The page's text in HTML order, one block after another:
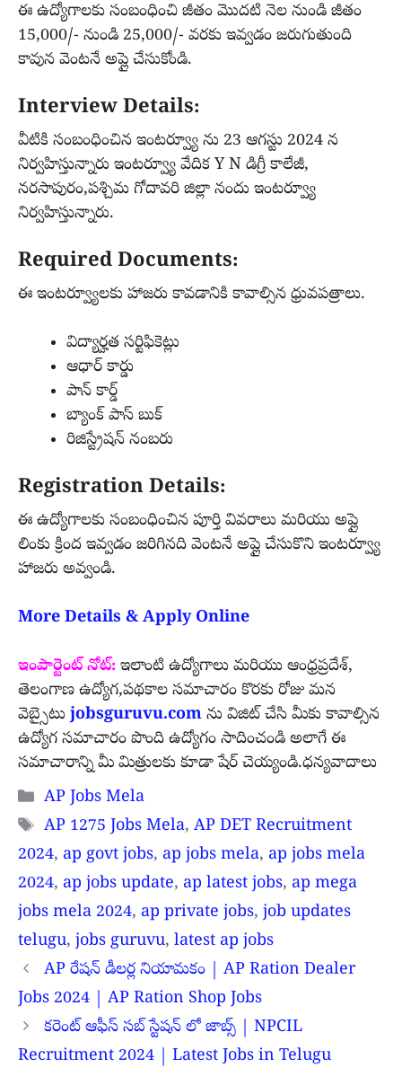
ఈ ఉద్యోగాలకు సంబంధించి జీతం మొదటి నెల నుండి జీతం
15,000/- నుండి 25,000/- వరకు ఇవ్వడం జరుగుతుంది
కావున వెంటనే అప్లై చేసుకోండి.
Interview Details:
వీటికి సంబంధించిన ఇంటర్వ్యూ ను 23 ఆగస్టు 2024 న
నిర్వహిస్తున్నారు ఇంటర్వ్యూ వేదిక Y N డిగ్రీ కాలేజీ,
నరసాపురం,పశ్చిమ గోదావరి జిల్లా నందు ఇంటర్వ్యూ
నిర్వహిస్తున్నారు.
Required Documents:
ఈ ఇంటర్వ్యూలకు హాజరు కావడానికి కావాల్సిన ధ్రువపత్రాలు.
విద్యార్హత సర్టిఫికెట్లు
ఆధార్ కార్డు
పాన్ కార్డ్
బ్యాంక్ పాస్ బుక్
రిజిస్ట్రేషన్ నంబరు
Registration Details:
ఈ ఉద్యోగాలకు సంబంధించిన పూర్తి వివరాలు మరియు అప్లై
లింకు క్రింద ఇవ్వడం జరిగినది వెంటనే అప్లై చేసుకొని ఇంటర్వ్యూ
హాజరు అవ్వండి.
More Details & Apply Online
ఇంపార్టెంట్ నోట్: ఇలాంటి ఉద్యోగాలు మరియు ఆంధ్రప్రదేశ్,
తెలంగాణ ఉద్యోగ,పథకాల సమాచారం కొరకు రోజు మన
వెబ్సైటు jobsguruvu.com ను విజిట్ చేసి మీకు కావాల్సిన
ఉద్యోగ సమాచారం పొంది ఉద్యోగం సాదించండి అలాగే ఈ
సమాచారాన్ని మీ మిత్రులకు కూడా షేర్ చెయ్యండి.ధన్యవాదాలు
Categories
AP Jobs Mela
Tags
AP 1275 Jobs Mela, AP DET Recruitment
2024, ap govt jobs, ap jobs mela, ap jobs mela
2024, ap jobs update, ap latest jobs, ap mega
jobs mela 2024, ap private jobs,job updates
telugu,jobs guruvu, latest ap jobs
AP రేషన్ డీలర్ల నియామకం | AP Ration Dealer
Jobs 2024 | AP Ration Shop Jobs
కరెంట్ ఆఫీస్ సబ్ స్టేషన్ లో జాబ్స్ | NPCIL
Recruitment 2024 | Latest Jobs in Telugu